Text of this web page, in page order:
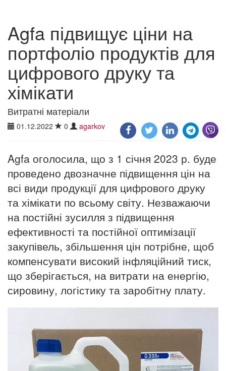
Agfa підвищує ціни на
портфоліо продуктів для
цифрового друку та
хімікати
Витратні матеріали
01.12.2022 0 agarkov
Agfa оголосила, що з 1 січня 2023 р. буде
проведено двозначне підвищення цін на
всі види продукції для цифрового друку
та хімікати по всьому світу. Незважаючи
на постійні зусилля з підвищення
ефективності та постійної оптимізації
закупівель, збільшення цін потрібне, щоб
компенсувати високий інфляційний тиск,
що зберігається, на витрати на енергію,
сировину, логістику та заробітну плату.